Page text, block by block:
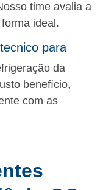
time avalia a
ideal.
para
da
benefício,
com as